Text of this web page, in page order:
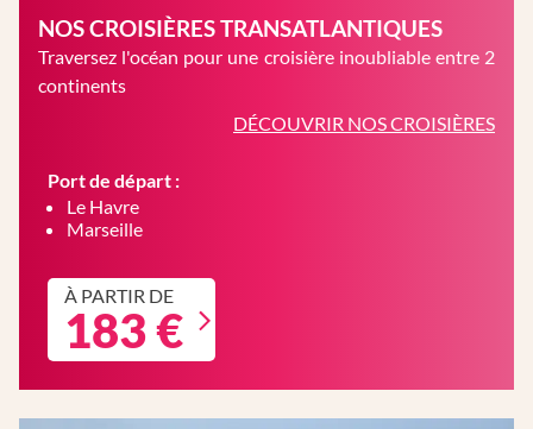
NOS CROISIÈRES TRANSATLANTIQUES
Traversez l'océan pour une croisière inoubliable entre 2
continents
DÉCOUVRIR NOS CROISIÈRES
Port de départ :
Le Havre
Marseille
À PARTIR DE
183 €